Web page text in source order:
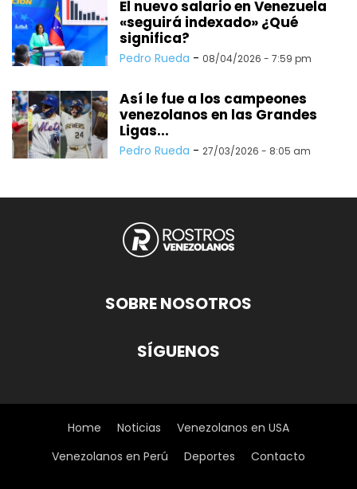
El nuevo salario en Venezuela
«seguirá indexado» ¿Qué
significa?
Pedro Rueda - 08/04/2026 - 7:59 pm
Así le fue a los campeones
venezolanos en las Grandes
Ligas...
Pedro Rueda - 27/03/2026 - 8:05 am
SOBRE NOSOTROS
SÍGUENOS
Home Noticias
Venezolanos en USA
Venezolanos en Perú
Deportes Contacto